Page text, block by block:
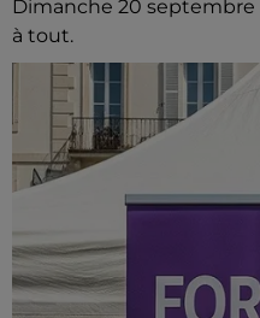
Dimanche 20 septembre
à tout.